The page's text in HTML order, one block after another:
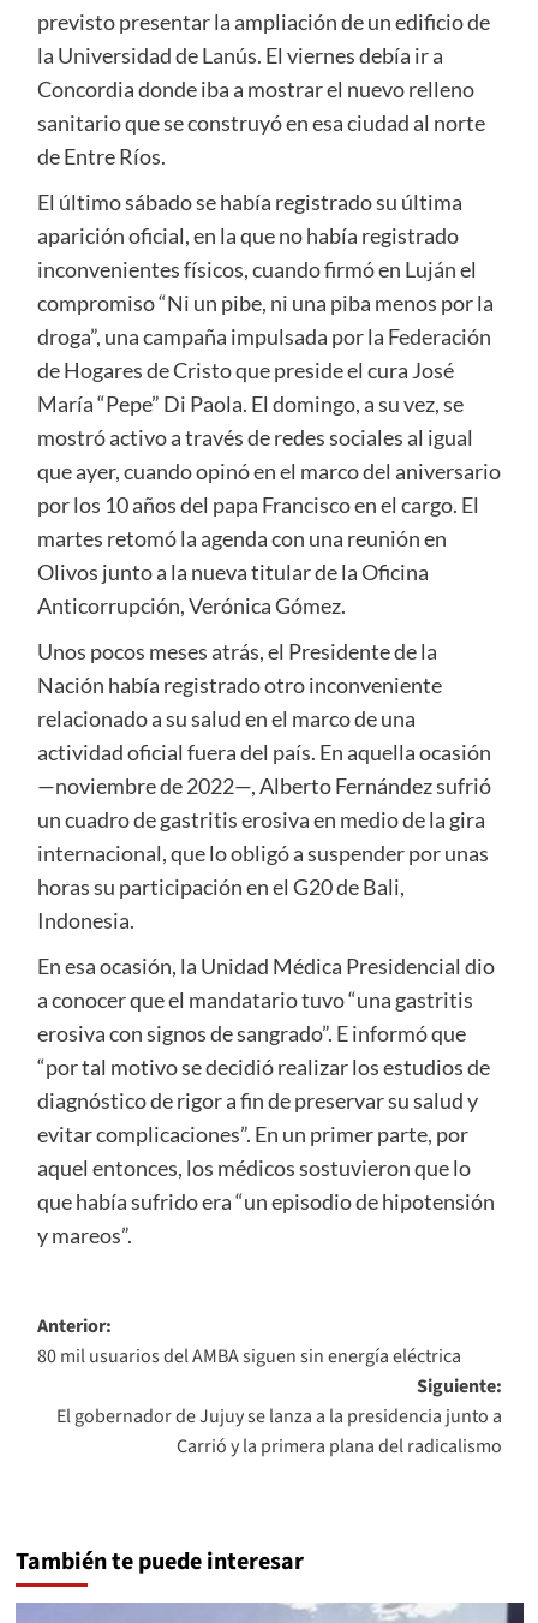
previsto presentar la ampliación de un edificio de
la Universidad de Lanús. El viernes debía ir a
Concordia donde iba a mostrar el nuevo relleno
sanitario que se construyó en esa ciudad al norte
de Entre Ríos.
El último sábado se había registrado su última
aparición oficial, en la que no había registrado
inconvenientes físicos, cuando firmó en Luján el
compromiso “Ni un pibe, ni una piba menos por la
droga”, una campaña impulsada por la Federación
de Hogares de Cristo que preside el cura José
María “Pepe” Di Paola. El domingo, a su vez, se
mostró activo a través de redes sociales al igual
que ayer, cuando opinó en el marco del aniversario
por los 10 años del papa Francisco en el cargo. El
martes retomó la agenda con una reunión en
Olivos junto a la nueva titular de la Oficina
Anticorrupción, Verónica Gómez.
Unos pocos meses atrás, el Presidente de la
Nación había registrado otro inconveniente
relacionado a su salud en el marco de una
actividad oficial fuera del país. En aquella ocasión
—noviembre de 2022—, Alberto Fernández sufrió
un cuadro de gastritis erosiva en medio de la gira
internacional, que lo obligó a suspender por unas
horas su participación en el G20 de Bali,
Indonesia.
En esa ocasión, la Unidad Médica Presidencial dio
a conocer que el mandatario tuvo “una gastritis
erosiva con signos de sangrado”. E informó que
“por tal motivo se decidió realizar los estudios de
diagnóstico de rigor a fin de preservar su salud y
evitar complicaciones”. En un primer parte, por
aquel entonces, los médicos sostuvieron que lo
que había sufrido era “un episodio de hipotensión
y mareos”.
Navegación
de
entradas
Anterior:
80 mil usuarios del AMBA siguen sin energía eléctrica
Siguiente:
El gobernador de Jujuy se lanza a la presidencia junto a
Carrió y la primera plana del radicalismo
También te puede interesar